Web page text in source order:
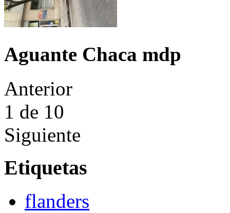
Aguante Chaca mdp
Anterior
1 de 10
Siguiente
Etiquetas
flanders